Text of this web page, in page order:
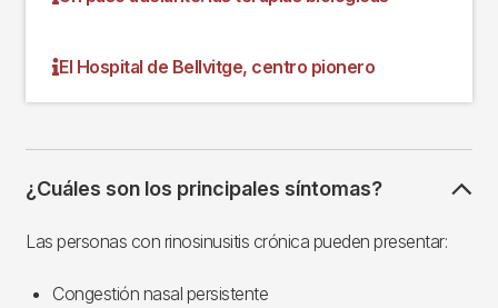
El Hospital de Bellvitge, centro pionero
¿Cuáles son los principales síntomas?
Las personas con rinosinusitis crónica pueden presentar:
Congestión nasal persistente